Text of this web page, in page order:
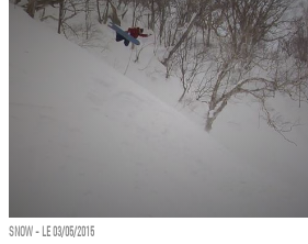
SNOW - LE 03/05/2015